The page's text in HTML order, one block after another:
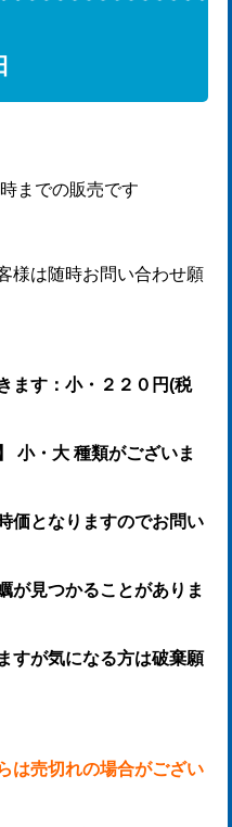
までの販売です
様は随時お問い合わせ願
ます：小・２２０円(税
小・大 種類がございま
価となりますのでお問い
が見つかることがありま
すが気になる方は破棄願
は売切れの場合がござい